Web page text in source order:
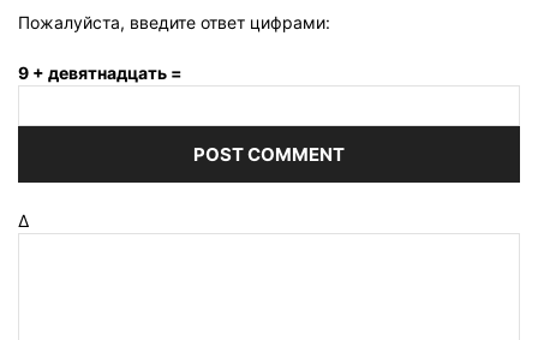
Пожалуйста, введите ответ цифрами:
9 + девятнадцать =
Δ